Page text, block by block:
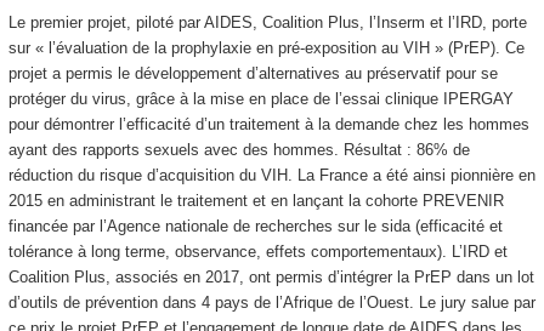
Le premier projet, piloté par AIDES, Coalition Plus, l’Inserm et l’IRD, porte
sur « l’évaluation de la prophylaxie en pré-exposition au VIH » (PrEP). Ce
projet a permis le développement d’alternatives au préservatif pour se
protéger du virus, grâce à la mise en place de l’essai clinique IPERGAY
pour démontrer l’efficacité d’un traitement à la demande chez les hommes
ayant des rapports sexuels avec des hommes. Résultat : 86% de
réduction du risque d’acquisition du VIH. La France a été ainsi pionnière en
2015 en administrant le traitement et en lançant la cohorte PREVENIR
financée par l’Agence nationale de recherches sur le sida (efficacité et
tolérance à long terme, observance, effets comportementaux). L’IRD et
Coalition Plus, associés en 2017, ont permis d’intégrer la PrEP dans un lot
d’outils de prévention dans 4 pays de l’Afrique de l’Ouest. Le jury salue par